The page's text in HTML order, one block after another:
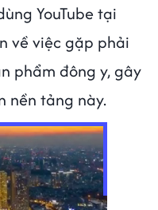
YouTube tại
về việc gặp phải
phẩm đông y, gây
nền tảng này.